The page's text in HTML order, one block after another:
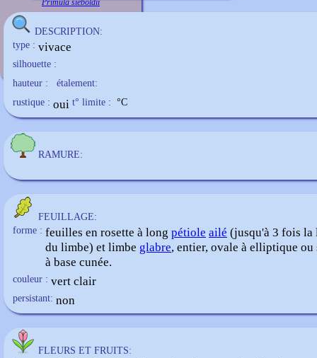
Primula sieboldii
DESCRIPTION:
type : vivace
silhouette :
hauteur :
étalement:
rustique : oui t° limite : °C
RAMURE:
FEUILLAGE:
forme : feuilles en rosette à long pétiole ailé (jusqu'à 3 fois la
du limbe) et limbe glabre, entier, ovale à elliptique ou
à base cunée.
couleur : vert clair
persistant: non
FLEURS ET FRUITS: